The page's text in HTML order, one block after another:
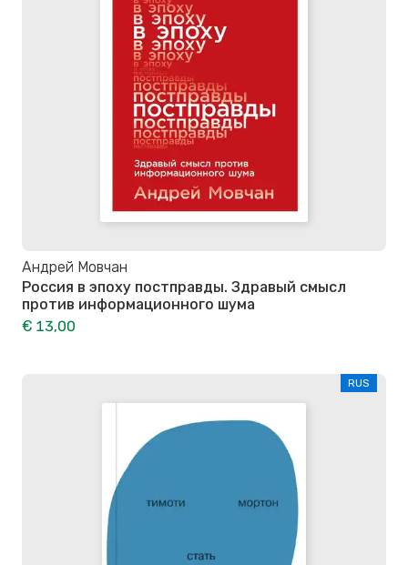
Андрей Мовчан
Россия в эпоху постправды. Здравый смысл
против информационного шума
€ 13,00
RUS